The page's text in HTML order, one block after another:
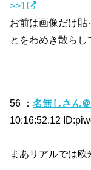
>>1
お前は画像だけ貼
とをわめき散らし
56 ：名無しさん
10:16:52.12
まあリアルでは